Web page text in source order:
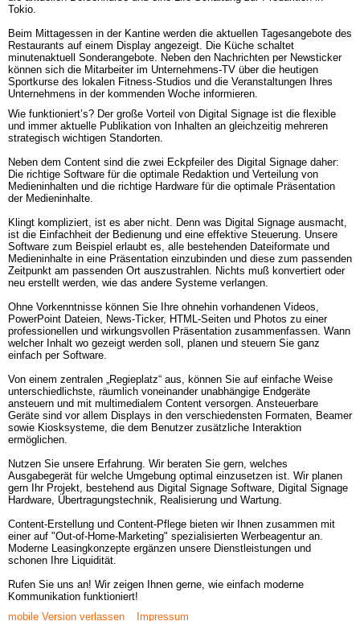
Tokio.
Beim Mittagessen in der Kantine werden die aktuellen Tagesangebote des
Restaurants auf einem Display angezeigt. Die Küche schaltet
minutenaktuell Sonderangebote. Neben den Nachrichten per Newsticker
können sich die Mitarbeiter im Unternehmens-TV über die heutigen
Sportkurse des lokalen Fitness-Studios und die Veranstaltungen Ihres
Unternehmens in der kommenden Woche informieren.
Wie funktioniert’s? Der große Vorteil von Digital Signage ist die flexible
und immer aktuelle Publikation von Inhalten an gleichzeitig mehreren
strategisch wichtigen Standorten.
Neben dem Content sind die zwei Eckpfeiler des Digital Signage daher:
Die richtige Software für die optimale Redaktion und Verteilung von
Medieninhalten und die richtige Hardware für die optimale Präsentation
der Medieninhalte.
Klingt kompliziert, ist es aber nicht. Denn was Digital Signage ausmacht,
ist die Einfachheit der Bedienung und eine effektive Steuerung. Unsere
Software zum Beispiel erlaubt es, alle bestehenden Dateiformate und
Medieninhalte in eine Präsentation einzubinden und diese zum passenden
Zeitpunkt am passenden Ort auszustrahlen. Nichts muß konvertiert oder
neu erstellt werden, wie das andere Systeme verlangen.
Ohne Vorkenntnisse können Sie Ihre ohnehin vorhandenen Videos,
PowerPoint Dateien, News-Ticker, HTML-Seiten und Photos zu einer
professionellen und wirkungsvollen Präsentation zusammenfassen. Wann
welcher Inhalt wo gezeigt werden soll, planen und steuern Sie ganz
einfach per Software.
Von einem zentralen „Regieplatz“ aus, können Sie auf einfache Weise
unterschiedlichste, räumlich voneinander unabhängige Endgeräte
ansteuern und mit multimedialem Content versorgen. Ansteuerbare
Geräte sind vor allem Displays in den verschiedensten Formaten, Beamer
sowie Kiosksysteme, die dem Benutzer zusätzliche Interaktion
ermöglichen.
Nutzen Sie unsere Erfahrung. Wir beraten Sie gern, welches
Ausgabegerät für welche Umgebung optimal einzusetzen ist. Wir planen
gern Ihr Projekt, bestehend aus Digital Signage Software, Digital Signage
Hardware, Übertragungstechnik, Realisierung und Wartung.
Content-Erstellung und Content-Pflege bieten wir Ihnen zusammen mit
einer auf "Out-of-Home-Marketing" spezialisierten Werbeagentur an.
Moderne Leasingkonzepte ergänzen unsere Dienstleistungen und
schonen Ihre Liquidität.
Rufen Sie uns an! Wir zeigen Ihnen gerne, wie einfach moderne
Kommunikation funktioniert!
mobile Version verlassen
Impressum